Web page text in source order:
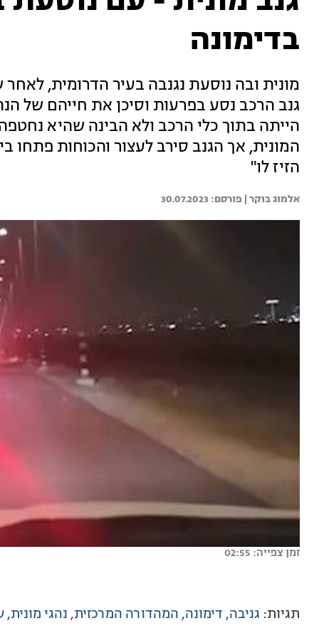
בדימונה
מונית ובה נוסעת נגנבה בעיר הדרומית,
גנב הרכב נסע בפרעות וסיכן את חייהם של
הייתה בתוך כלי הרכב ולא הבינה שהיא
המונית, אך הגנב סירב לעצור והכוחות פתחו
הזיז לו"
אלמוג בוקר | 30.07.2023
זמן צפייה: 02:55
תגיות: גניבה דימונה המהדורה המרכזית נהגי מונית